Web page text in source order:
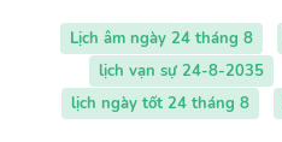
Lịch âm ngày 24 tháng 8
lịch vạn sự 24-8-2035
lịch ngày tốt 24 tháng 8